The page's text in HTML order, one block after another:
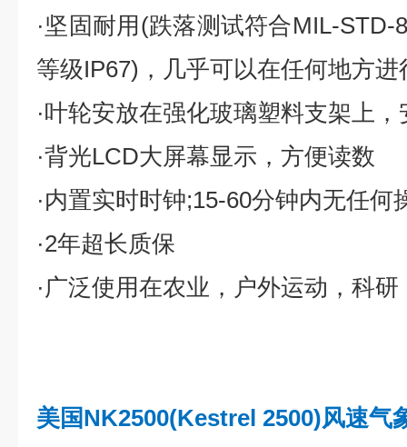
·坚固耐用(跌落测试符合MIL-
等级IP67)，几乎可以在任何地方进
·叶轮安放在强化玻璃塑料支架上
·背光LCD大屏幕显示，方便读数
·内置实时时钟;15-60分钟内无任
·2年超长质保
·广泛使用在农业，户外运动，科
美国NK2500(Kestrel 2500)风速气